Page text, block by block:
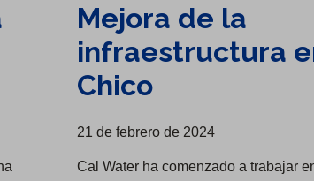
Mejora de la
infraestructura
Chico
21 de febrero de 2024
Cal Water ha comenzado a trabajar